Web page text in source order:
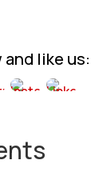
like us: